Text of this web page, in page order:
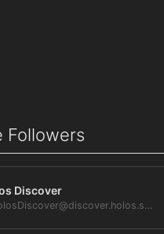
Followers
Discover
@HolosDiscover@discover.holos.social